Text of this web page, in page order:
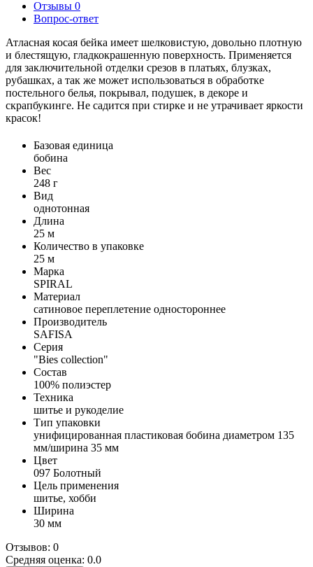
Отзывы 0
Вопрос-ответ
Атласная косая бейка имеет шелковистую, довольно плотную
и блестящую, гладкокрашенную поверхность. Применяется
для заключительной отделки срезов в платьях, блузках,
рубашках, а так же может использоваться в обработке
постельного белья, покрывал, подушек, в декоре и
скрапбукинге. Не садится при стирке и не утрачивает яркости
красок!
Базовая единица
бобина
Вес
248 г
Вид
однотонная
Длина
25 м
Количество в упаковке
25 м
Марка
SPIRAL
Материал
сатиновое переплетение одностороннее
Производитель
SAFISA
Серия
"Bies collection"
Состав
100% полиэстер
Техника
шитье и рукоделие
Тип упаковки
унифицированная пластиковая бобина диаметром 135
мм/ширина 35 мм
Цвет
097 Болотный
Цель применения
шитье, хобби
Ширина
30 мм
Отзывов: 0
Средняя оценка: 0.0